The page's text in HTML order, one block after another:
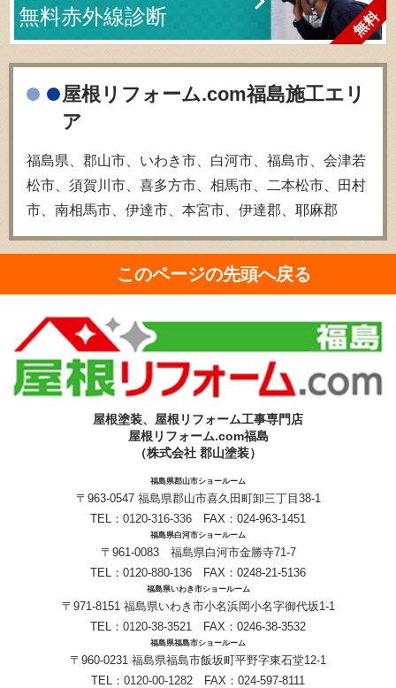
無料赤外線診断
屋根リフォーム.com福島施工エリ
ア
福島県、郡山市、いわき市、白河市、福島市、会津若
松市、須賀川市、喜多方市、相馬市、二本松市、田村
市、南相馬市、伊達市、本宮市、伊達郡、耶麻郡
このページの先頭へ戻る
屋根塗装、屋根リフォーム工事専門店
屋根リフォーム.com福島
（株式会社 郡山塗装）
福島県郡山市ショールーム
〒963-0547 福島県郡山市喜久田町卸三丁目38-1
TEL： 0120-316-336 FAX：024-963-1451
福島県白河市ショールーム
〒961-0083 福島県白河市金勝寺71-7
TEL： 0120-880-136 FAX：0248-21-5136
福島県いわき市ショールーム
〒971-8151 福島県いわき市小名浜岡小名字御代坂1-1
TEL： 0120-38-3521 FAX：0246-38-3532
福島県福島市ショールーム
〒960-0231 福島県福島市飯坂町平野字東石堂12-1
TEL： 0120-00-1282 FAX：024-597-8111